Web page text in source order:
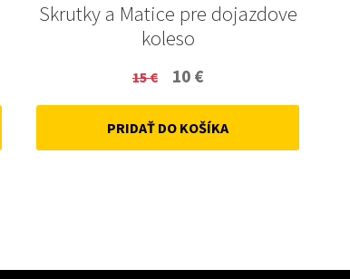
Skrutky a Matice pre dojazdove
koleso
15€
Original
price
was:
10 €Current
price
is:
PRIDAŤ DO KOŠÍKA